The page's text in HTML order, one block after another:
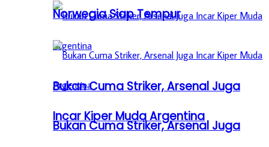
Bukan Cuma Striker, Arsenal Juga
Incar Kiper Muda Argentina
Norwegia Siap Tempur
Bukan Cuma Striker, Arsenal Juga